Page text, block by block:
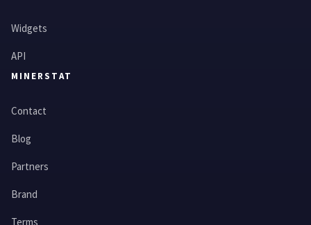
Widgets
API
MINERSTAT
Contact
Blog
Partners
Brand
Terms